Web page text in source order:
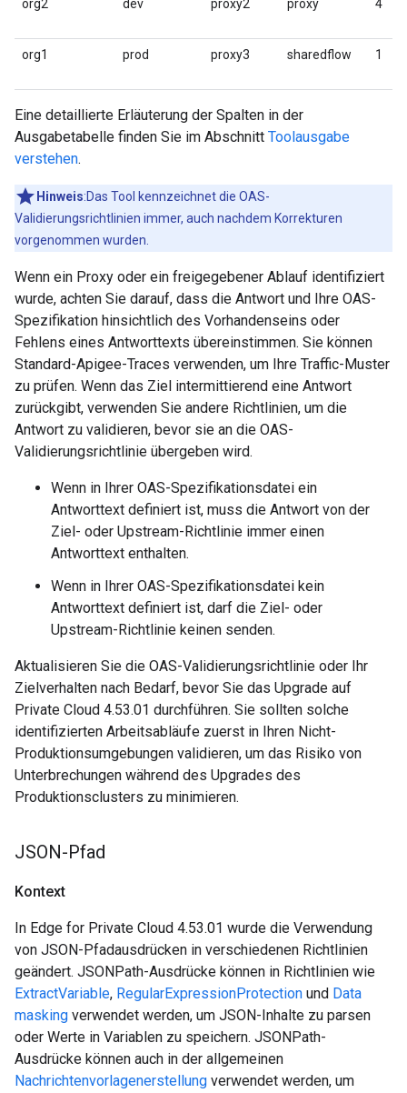
org2 dev proxy2 proxy 4
org1 prod proxy3 sharedflow 1
Eine detaillierte Erläuterung der Spalten in der
Ausgabetabelle finden Sie im Abschnitt Toolausgabe
verstehen.
Hinweis:Das Tool kennzeichnet die OAS-
Validierungsrichtlinien immer, auch nachdem Korrekturen
vorgenommen wurden.
Wenn ein Proxy oder ein freigegebener Ablauf identifiziert
wurde, achten Sie darauf, dass die Antwort und Ihre OAS-
Spezifikation hinsichtlich des Vorhandenseins oder
Fehlens eines Antworttexts übereinstimmen. Sie können
Standard-Apigee-Traces verwenden, um Ihre Traffic-Muster
zu prüfen. Wenn das Ziel intermittierend eine Antwort
zurückgibt, verwenden Sie andere Richtlinien, um die
Antwort zu validieren, bevor sie an die OAS-
Validierungsrichtlinie übergeben wird.
Wenn in Ihrer OAS-Spezifikationsdatei ein
Antworttext definiert ist, muss die Antwort von der
Ziel- oder Upstream-Richtlinie immer einen
Antworttext enthalten.
Wenn in Ihrer OAS-Spezifikationsdatei kein
Antworttext definiert ist, darf die Ziel- oder
Upstream-Richtlinie keinen senden.
Aktualisieren Sie die OAS-Validierungsrichtlinie oder Ihr
Zielverhalten nach Bedarf, bevor Sie das Upgrade auf
Private Cloud 4.53.01 durchführen. Sie sollten solche
identifizierten Arbeitsabläufe zuerst in Ihren Nicht-
Produktionsumgebungen validieren, um das Risiko von
Unterbrechungen während des Upgrades des
Produktionsclusters zu minimieren.
JSON-Pfad
Kontext
In Edge for Private Cloud 4.53.01 wurde die Verwendung
von JSON-Pfadausdrücken in verschiedenen Richtlinien
geändert. JSONPath-Ausdrücke können in Richtlinien wie
ExtractVariable, RegularExpressionProtection und Data
masking verwendet werden, um JSON-Inhalte zu parsen
oder Werte in Variablen zu speichern. JSONPath-
Ausdrücke können auch in der allgemeinen
Nachrichtenvorlagenerstellung verwendet werden, um